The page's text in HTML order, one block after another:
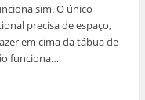
sim. O único
precisa de espaço,
em cima da tábua de
funciona…